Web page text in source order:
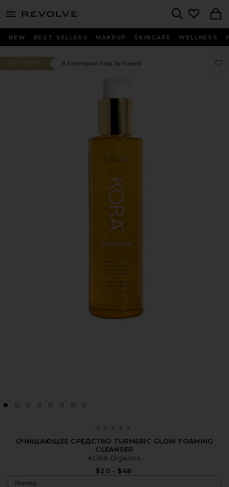
menu - shows more content
NEW BEST SELLERS MAKEUP SKINCARE WELLNESS
#2 БЕСТСЕЛЛЕР В Категории Уход За Кожей
ОЧИЩАЮЩЕЕ СРЕДСТВО TURMERIC GLOW FOAMING
CLEANSER
KORA Organics
$20 - $48
Размер